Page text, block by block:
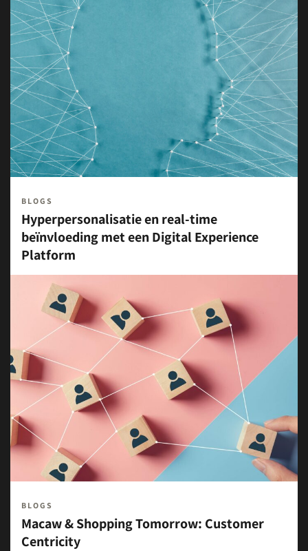
BLOGS
Hyperpersonalisatie en real-time
beïnvloeding met een Digital Experience
Platform
BLOGS
Macaw & Shopping Tomorrow: Customer
Centricity